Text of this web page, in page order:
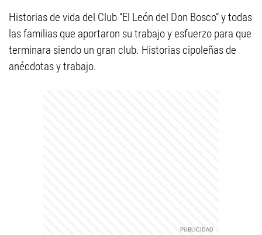
Historias de vida del Club “El León del Don Bosco” y todas
las familias que aportaron su trabajo y esfuerzo para que
terminara siendo un gran club. Historias cipoleñas de
anécdotas y trabajo.